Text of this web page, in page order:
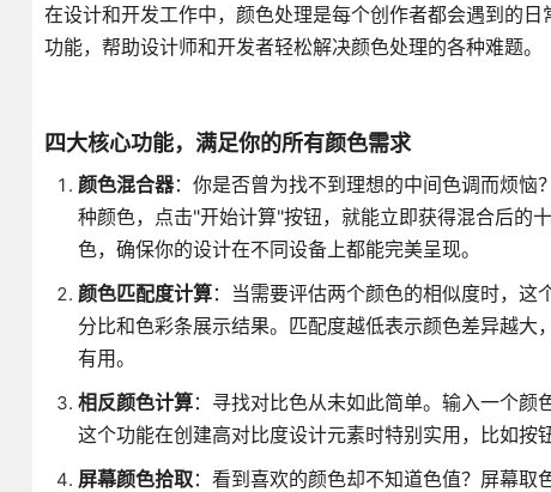
在设计和开发工作中，颜色处理是每个创作者都会遇到的
功能，帮助设计师和开发者轻松解决颜色处理的各种难题。
四大核心功能，满足你的所有颜色需求
颜色混合器：你是否曾为找不到理想的中间色调而烦恼
种颜色，点击"开始计算"按钮，就能立即获得混合后的
色，确保你的设计在不同设备上都能完美呈现。
颜色匹配度计算：当需要评估两个颜色的相似度时，这
分比和色彩条展示结果。匹配度越低表示颜色差异越
有用。
相反颜色计算：寻找对比色从未如此简单。输入一个颜
这个功能在创建高对比度设计元素时特别实用，比如按
屏幕颜色拾取：看到喜欢的颜色却不知道色值？屏幕取